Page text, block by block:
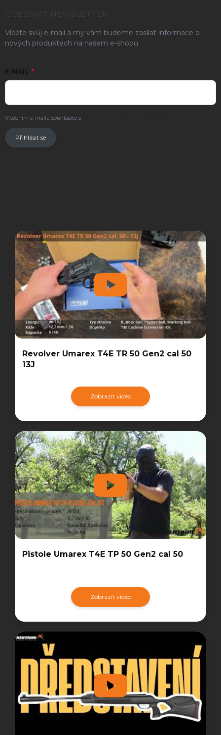
ODEBÍRAT NEWSLETTER
Vložte svůj e-mail a my vám budeme zasílat informace o
nových produktech na našem e-shopu.
E-MAIL
Vložením e-mailu souhlasíte s .
Přihlásit se
Revolver Umarex T4E TR 50 Gen2 cal 50
13J
Zobrazit video
Pistole Umarex T4E TP 50 Gen2 cal 50
Zobrazit video